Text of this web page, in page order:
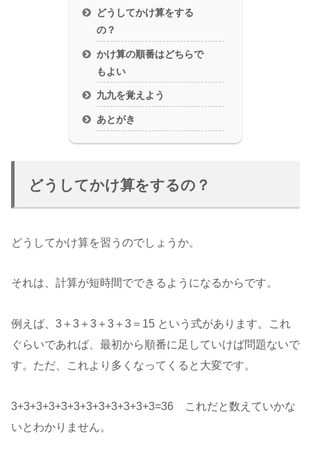
どうしてかけ算をする
の？
かけ算の順番はどちらで
もよい
九九を覚えよう
あとがき
どうしてかけ算をするの？
どうしてかけ算を習うのでしょうか。
それは、計算が短時間でできるようになるからです。
例えば、3＋3＋3＋3＋3＝15 という式があります。これ
ぐらいであれば、最初から順番に足していけば問題ないで
す。ただ、これより多くなってくると大変です。
3+3+3+3+3+3+3+3+3+3+3+3=36 これだと数えていかな
いとわかりません。